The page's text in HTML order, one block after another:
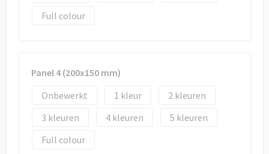
Full colour
Panel 4 (200x150 mm)
Onbewerkt
1
2
3
4
5
Full colour